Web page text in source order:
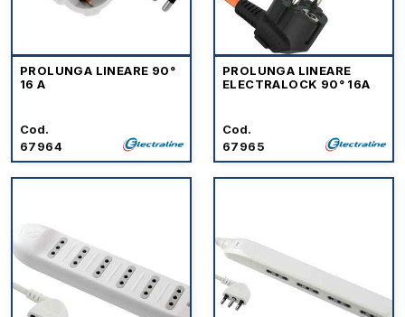
PROLUNGA LINEARE 90°
16 A
Cod.
67964
PROLUNGA LINEARE
ELECTRALOCK 90° 16A
Cod.
67965